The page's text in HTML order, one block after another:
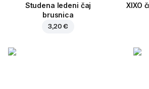
Studena ledeni čaj
brusnica
3,20 €
XIXO